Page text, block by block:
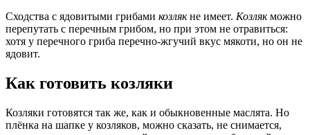
Сходства с ядовитыми грибами козлякне имеет. Козлякможно
перепутать с перечным грибом, но при этом не отравиться:
хотя у перечного гриба перечно-жгучий вкус мякоти, но он не
ядовит.
Как готовить козляки
Козляки готовятся так же, как и обыкновенные маслята. Но
плёнка на шапке у козляков, можно сказать, не снимается,